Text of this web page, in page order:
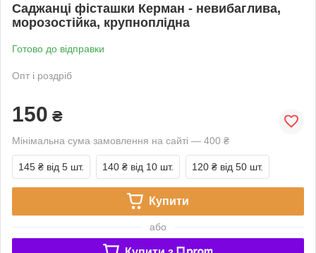
Саджанці фісташки Керман - невибаглива,
морозостійка, крупноплідна
Готово до відправки
Опт і роздріб
150 ₴
Мінімальна сума замовлення на сайті — 400 ₴
145 ₴ від 5 шт. 140 ₴ від 10 шт. 120 ₴ від 50 шт.
Купити
або